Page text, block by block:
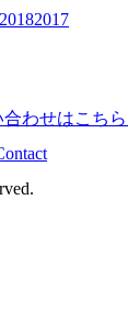
20182017
合わせはこちら